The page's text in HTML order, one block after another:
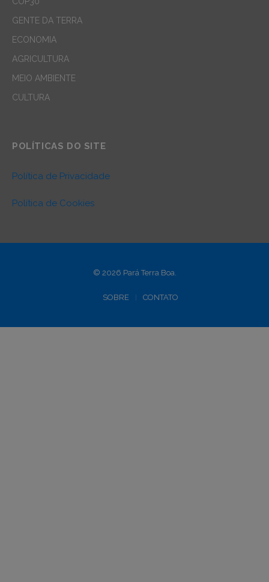
GENTE DA TERRA
ECONOMIA
AGRICULTURA
MEIO AMBIENTE
CULTURA
POLÍTICAS DO SITE
Política de Privacidade
Política de Cookies
© 2026 Pará Terra Boa.
SOBRE CONTATO